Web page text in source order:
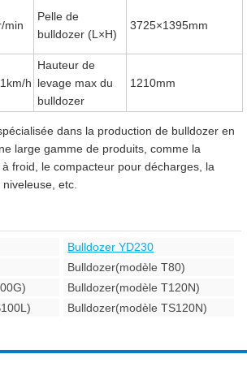
min
Pelle de
bulldozer (L×H)
3725×1395mm
h
Hauteur de
levage max du
bulldozer
1210mm
dans la production de bulldozer en
large gamme de produits, comme la
froid, le compacteur pour décharges, la
etc.
Bulldozer YD230
Bulldozer(modèle T80)
Bulldozer(modèle T120N)
Bulldozer(modèle TS120N)